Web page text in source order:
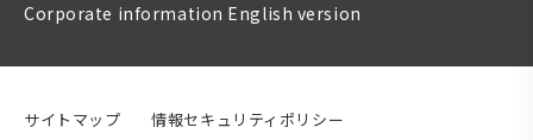
Corporate information English version
サイトマップ
情報セキュリティポリシー